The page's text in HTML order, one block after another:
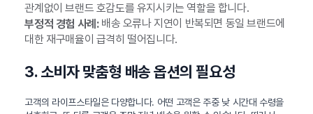
관계없이 브랜드 호감도를 유지시키는 역할을 합니다.
부정적 경험 사례:배송 오류나 지연이 반복되면 동일 브랜드에
대한 재구매율이 급격히 떨어집니다.
3. 소비자 맞춤형 배송 옵션의 필요성
고객의 라이프스타일은 다양합니다. 어떤 고객은 주중 낮 시간대 수령을